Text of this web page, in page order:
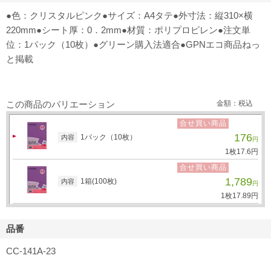
●色：クリスタルピンク●サイズ：A4タテ●外寸法：縦310×横
220mm●シート厚：0．2mm●材質：ポリプロピレン●注文単
位：1パック（10枚）●グリーン購入法適合●GPNエコ商品ねっ
と掲載
この商品のバリエーション 金額：税込
内容 1パック（10枚）
合せ買い商品
176円
1枚17.6 円
内容 1箱(100枚)
合せ買い商品
1,789円
1枚17.89 円
品番
CC-141A-23